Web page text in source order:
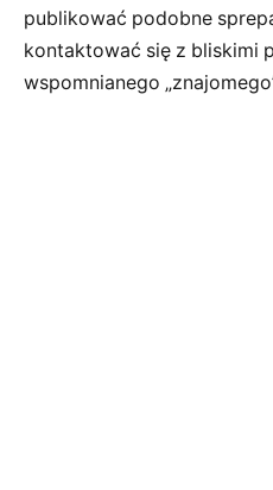
publikować podobne
kontaktować się z bliskimi
wspomnianego